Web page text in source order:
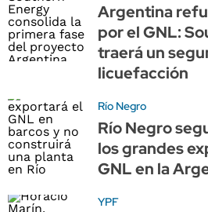
Argentina
por el GNL:
traerá un
licuefacción
Río Negro
Río Negro
los grandes
GNL en la
YPF